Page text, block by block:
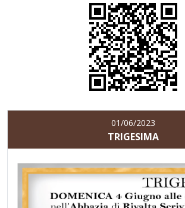
01/06/2023
TRIGESIMA